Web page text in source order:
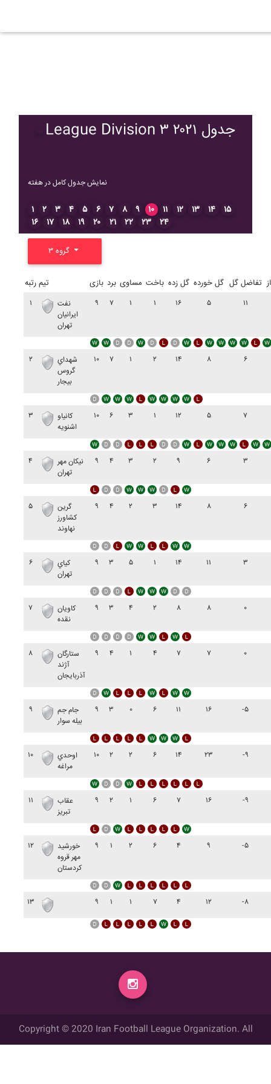
League Division ۳ ۲۰۲۱ جدول
نمایش جدول کامل در هفته
۱ ۲ ۳ ۴ ۵ ۶ ۷ ۸ ۹ ۱۰ ۱۱ ۱۲ ۱۳ ۱۴
۱۵
۱۶
۱۷ ۱۸ ۱۹ ۲۰ ۲۱ ۲۲ ۲۳ ۲۴
رتبه تیم بازی برد مساوی باخت گل زده گل خورده تفاضل گل
۱
نفت
ايرانيان
تهران
۹ ۷ ۱ ۱ ۱۶ ۵ ۱۱
۲
شهداي
گروس
بيجار
۱۰ ۷ ۱ ۲ ۱۴ ۸ ۶
۳
کانياو
اشنويه
۱۰ ۶ ۳ ۱ ۱۲ ۵ ۷
۴
نيکان مهر
تهران
۹ ۴ ۳ ۲ ۹ ۶ ۳
۵
گرين
کشاورز
نهاوند
۹ ۴ ۲ ۳ ۱۴ ۸ ۶
۶
کياي
تهران
۹ ۳ ۵ ۱ ۱۴ ۱۱ ۳
۷
کاويان
نقده
۹ ۳ ۴ ۲ ۸ ۸ ۰
۸
ستارگان
آژند
آذربايجان
۹ ۴ ۱ ۴ ۷ ۷ ۰
۹
جام جم
بيله سوار
۹ ۳ ۰ ۶ ۱۱ ۱۶ -۵
۱۰
اوحدي
مراغه
۱۰ ۲ ۲ ۶ ۱۴ ۲۳ -۹
۱۱
عقاب
تبريز
۹ ۲ ۱ ۶ ۷ ۱۶ -۹
۱۲
خورشيد
مهر قروه
کردستان
۹ ۱ ۲ ۶ ۴ ۹ -۵
۱۳ ۹ ۱ ۱ ۷ ۴ ۱۲ -۸
Copyright © 2020 Iran Football League Organization. All